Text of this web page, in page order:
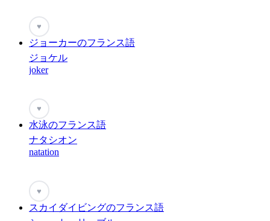
♥
ジョーカーのフランス語
ジョケル
joker
♥
水泳のフランス語
ナタシオン
natation
♥
スカイダイビングのフランス語